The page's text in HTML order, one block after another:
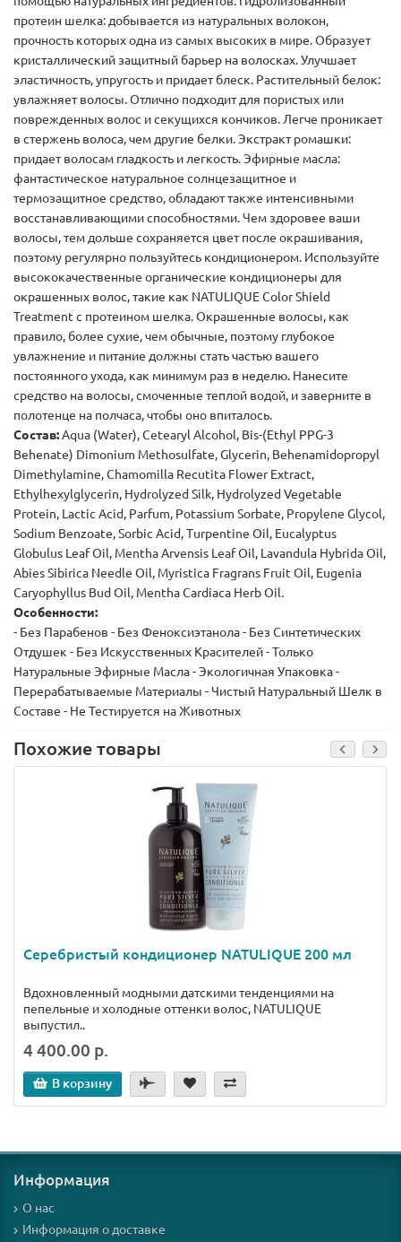
протеин шелка: добывается из натуральных волокон,
прочность которых одна из самых высоких в мире. Образует
кристаллический защитный барьер на волосках. Улучшает
эластичность, упругость и придает блеск. Растительный белок:
увлажняет волосы. Отлично подходит для пористых или
поврежденных волос и секущихся кончиков. Легче проникает
в стержень волоса, чем другие белки. Экстракт ромашки:
придает волосам гладкость и легкость. Эфирные масла:
фантастическое натуральное солнцезащитное и
термозащитное средство, обладают также интенсивными
восстанавливающими способностями. Чем здоровее ваши
волосы, тем дольше сохраняется цвет после окрашивания,
поэтому регулярно пользуйтесь кондиционером. Используйте
высококачественные органические кондиционеры для
окрашенных волос, такие как NATULIQUE Color Shield
Treatment с протеином шелка. Окрашенные волосы, как
правило, более сухие, чем обычные, поэтому глубокое
увлажнение и питание должны стать частью вашего
постоянного ухода, как минимум раз в неделю. Нанесите
средство на волосы, смоченные теплой водой, и заверните в
полотенце на полчаса, чтобы оно впиталось.
Состав:Aqua (Water), Cetearyl Alcohol, Bis-(Ethyl PPG-3
Behenate) Dimonium Methosulfate, Glycerin, Behenamidopropyl
Dimethylamine, Chamomilla Recutita Flower Extract,
Ethylhexylglycerin, Hydrolyzed Silk, Hydrolyzed Vegetable
Protein, Lactic Acid, Parfum, Potassium Sorbate, Propylene Glycol,
Sodium Benzoate, Sorbic Acid, Turpentine Oil, Eucalyptus
Globulus Leaf Oil, Mentha Arvensis Leaf Oil, Lavandula Hybrida Oil,
Abies Sibirica Needle Oil, Myristica Fragrans Fruit Oil, Eugenia
Caryophyllus Bud Oil, Mentha Cardiaca Herb Oil.
Особенности:
- Без Парабенов - Без Феноксиэтанола - Без Синтетических
Отдушек - Без Искусственных Красителей - Только
Натуральные Эфирные Масла - Экологичная Упаковка -
Перерабатываемые Материалы - Чистый Натуральный Шелк в
Составе - Не Тестируется на Животных
Похожие товары
Серебристый кондиционер NATULIQUE 200 мл
Вдохновленный модными датскими тенденциями на
пепельные и холодные оттенки волос, NATULIQUE
выпустил..
4 400.00 р.
В корзину
Информация
О нас
Информация о доставке